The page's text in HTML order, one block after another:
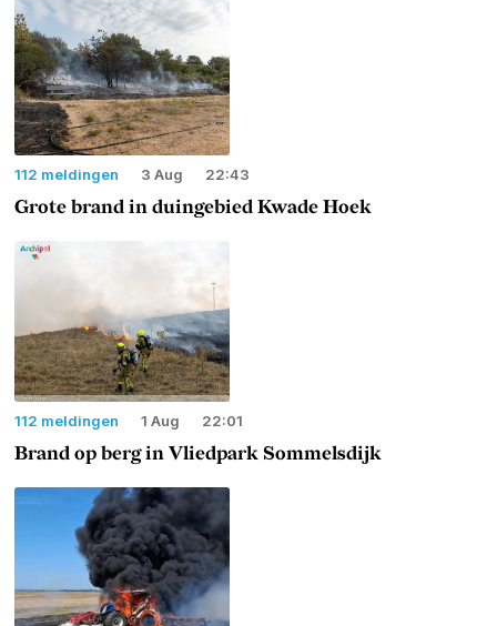
112 meldingen 3 Aug 22:43
Grote brand in duingebied Kwade Hoek
112 meldingen 1 Aug 22:01
Brand op berg in Vliedpark Sommelsdijk